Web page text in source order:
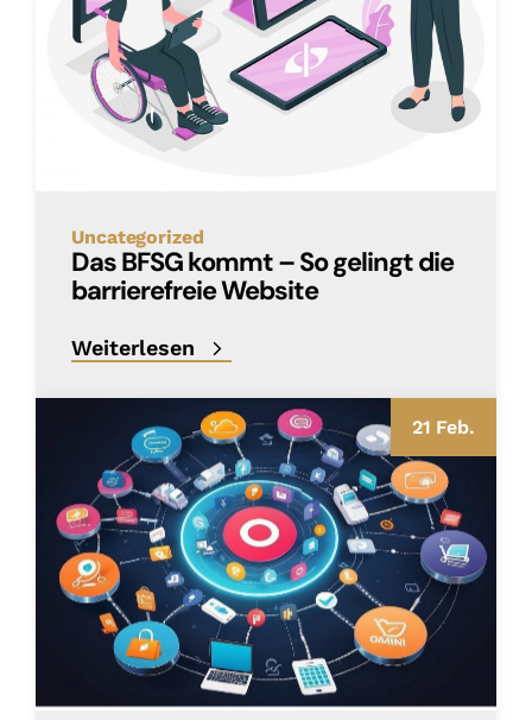
Uncategorized
Das BFSG kommt – So gelingt die
barrierefreie Website
Weiterlesen
21 Feb.